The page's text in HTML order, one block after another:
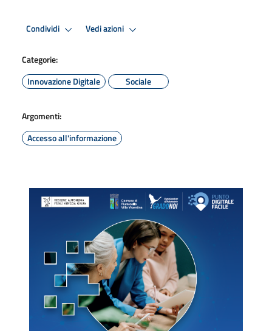
Condividi Vedi azioni
Categorie:
Innovazione Digitale
Sociale
Argomenti:
Accesso all'informazione